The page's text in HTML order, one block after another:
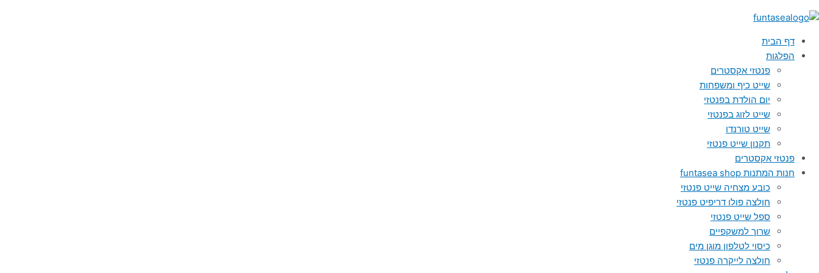
דף הבית
הפלגות
פנטזי אקסטרים
שייט כיף ומשפחות
יום הולדת בפנטזי
שייט לזוג בפנטזי
שייט טורנדו
תקנון שייט פנטזי
פנטזי אקסטרים
חנות המתנות funtasea shop
כובע מצחיה שייט פנטזי
חולצה פולו דריפיט פנטזי
ספל שייט פנטזי
שרוך למשקפיים
כיסוי לטלפון מוגן מים
חולצה לייקרה פנטזי